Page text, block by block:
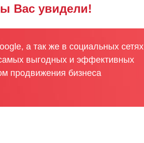
а так же в социальных сетях
выгодных и эффективных
продвижения бизнеса
Вас увидели!